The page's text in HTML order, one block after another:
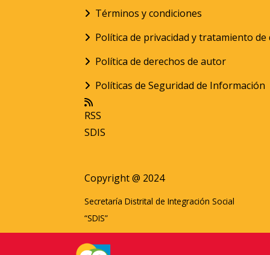
Términos y condiciones
Política de privacidad y tratamiento
Política de derechos de autor
Políticas de Seguridad de Información
RSS
SDIS
Copyright @ 2024
Secretaría Distrital de Integración Social
“SDIS”